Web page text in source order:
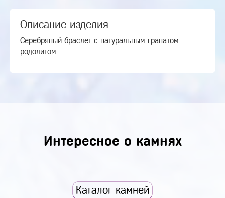
Описание изделия
Серебряный браслет с натуральным гранатом
родолитом
Интересное о камнях
Каталог камней